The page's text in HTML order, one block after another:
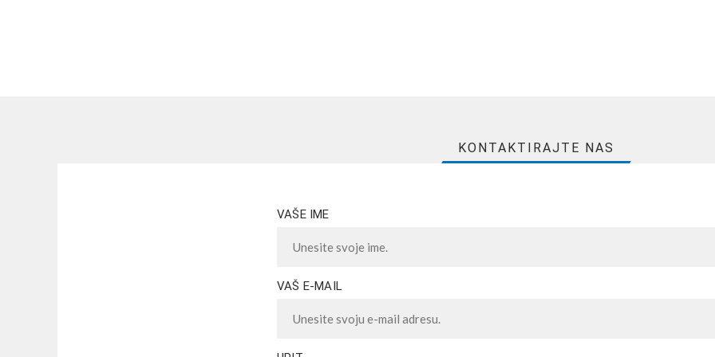
KONTAKTIRAJTE NAS
VAŠE IME
VAŠ E-MAIL